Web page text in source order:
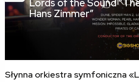
Lords of the Sound
Hans Zimmer”
Słynna orkiestra symfoniczna